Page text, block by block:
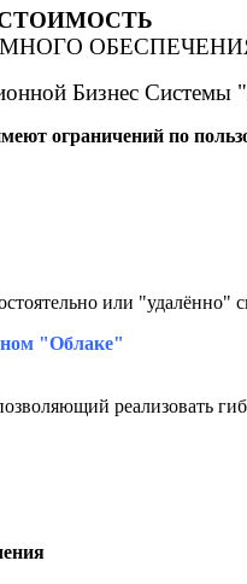
Бизнес
ограничений по
или "удалённо"
"Облаке"
реализовать